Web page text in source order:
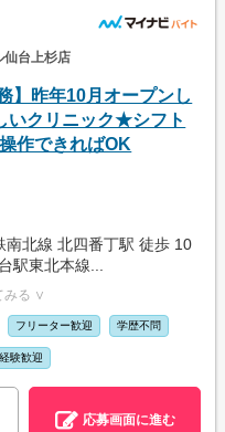
台上杉店
】昨年10月オープンし
いクリニック★シフト
作できればOK
北線 北四番丁駅 徒歩 10
駅東北本線...
みる ∨
フリーター歓迎 学歴不問
験歓迎
応募画面に進む